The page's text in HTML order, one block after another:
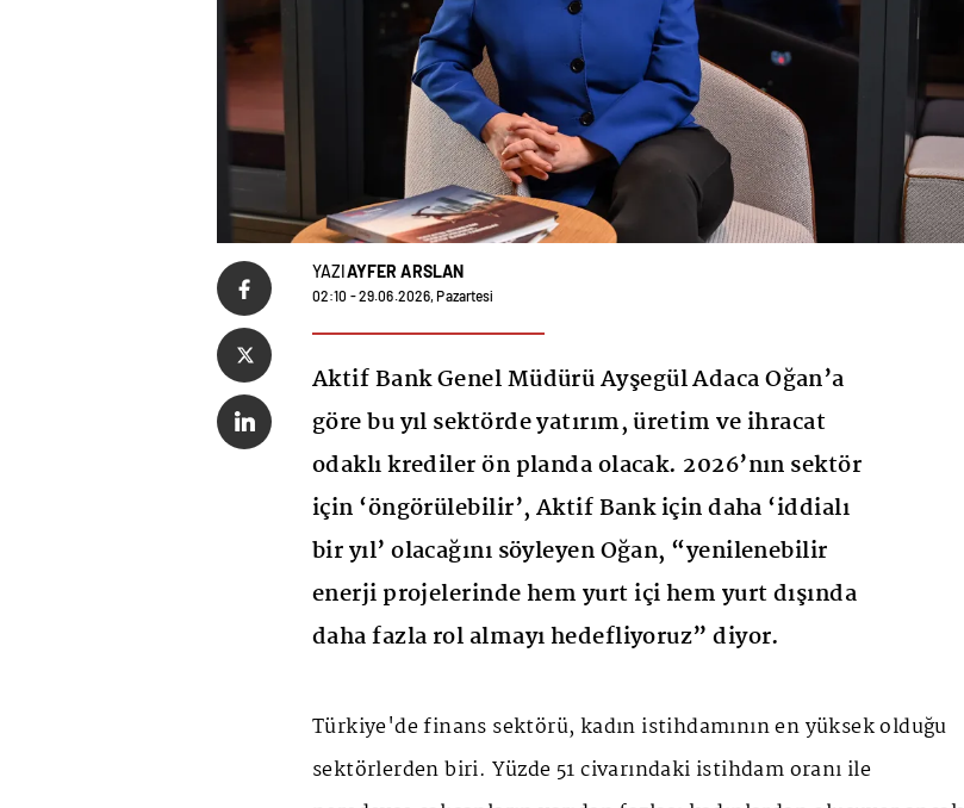
YAZIAYFER ARSLAN
02:10 - 29.06.2026, Pazartesi
Aktif Bank Genel Müdürü Ayşegül Adaca Oğan’a
göre bu yıl sektörde yatırım, üretim ve ihracat
odaklı krediler ön planda olacak. 2026’nın sektör
için ‘öngörülebilir’, Aktif Bank için daha ‘iddialı
bir yıl’ olacağını söyleyen Oğan, “yenilenebilir
enerji projelerinde hem yurt içi hem yurt dışında
daha fazla rol almayı hedefliyoruz” diyor.
Türkiye'de finans sektörü, kadın istihdamının en yüksek olduğu
sektörlerden biri. Yüzde 51 civarındaki istihdam oranı ile